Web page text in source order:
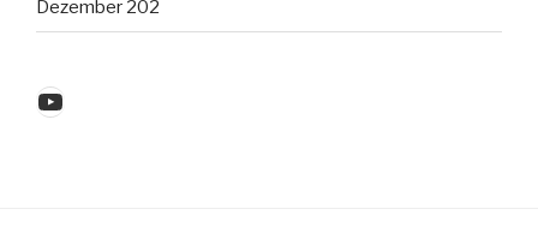
Dezember 202
YouTube